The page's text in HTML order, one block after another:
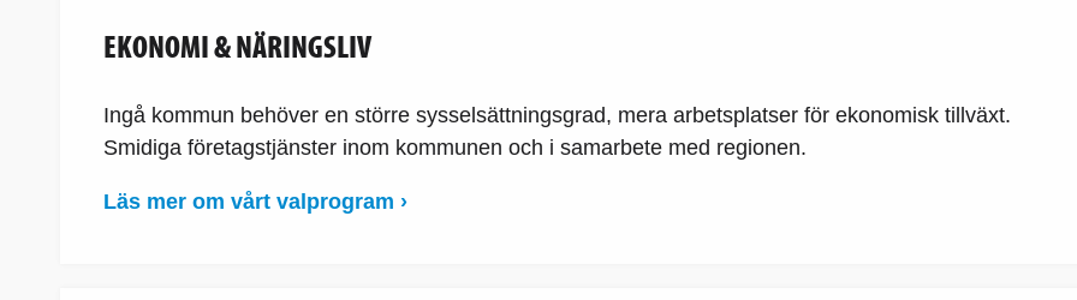
EKONOMI & NÄRINGSLIV
Ingå kommun behöver en större sysselsättningsgrad, mera arbetsplatser för ekonomisk tillväxt.
Smidiga företagstjänster inom kommunen och i samarbete med regionen.
Läs mer om vårt valprogram ›